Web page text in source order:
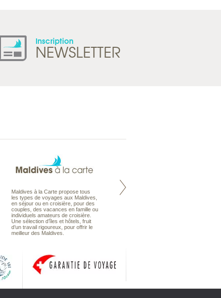
Inscription
NEWSLETTER
Maldives à la Carte propose tous
les types de voyages aux Maldives,
en séjour ou en croisière, pour des
couples, des vacances en famille ou
individuels amateurs de croisière.
Une sélection d’îles et hôtels, fruit
d’un travail rigoureux, pour offrir le
meilleur des Maldives.
Notre site Odyssee est un portail